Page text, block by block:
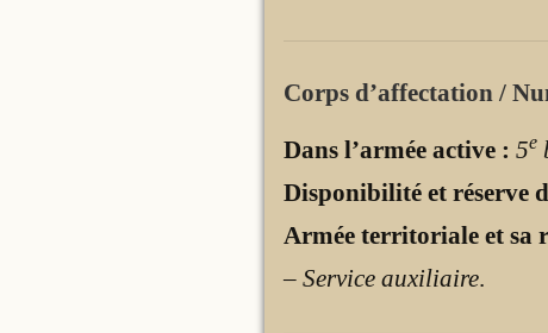
Corps d’affectation /
Dans l’armée active : 5e
Disponibilité et réserve
Armée territoriale et sa
– Service auxiliaire